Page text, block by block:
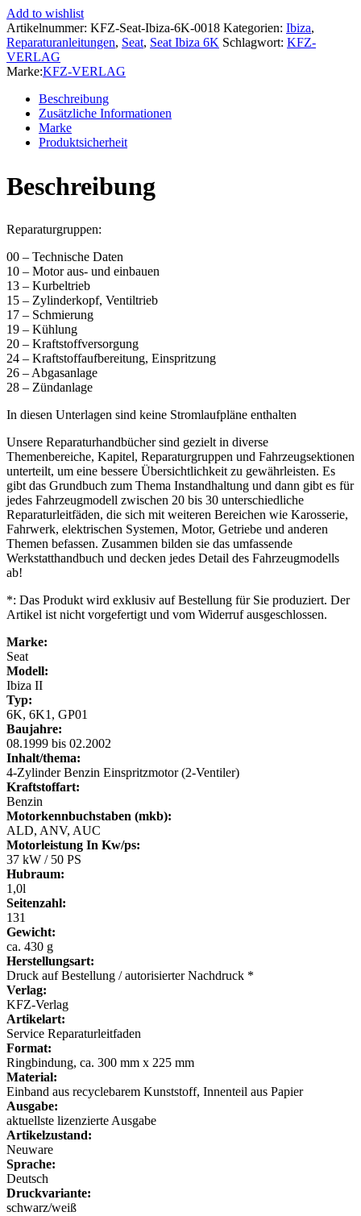
6K
1999-
2002
4-
Zyl.
Benzinmotor
Reparaturanleitung
Menge
Add to wishlist
Artikelnummer: KFZ-Seat-Ibiza-6K-0018 Kategorien: Ibiza,
Reparaturanleitungen, Seat, Seat Ibiza 6K Schlagwort: KFZ-
VERLAG
Marke:KFZ-VERLAG
Beschreibung
Zusätzliche Informationen
Marke
Produktsicherheit
Beschreibung
Reparaturgruppen:
00 – Technische Daten
10 – Motor aus- und einbauen
13 – Kurbeltrieb
15 – Zylinderkopf, Ventiltrieb
17 – Schmierung
19 – Kühlung
20 – Kraftstoffversorgung
24 – Kraftstoffaufbereitung, Einspritzung
26 – Abgasanlage
28 – Zündanlage
In diesen Unterlagen sind keine Stromlaufpläne enthalten
Unsere Reparaturhandbücher sind gezielt in diverse
Themenbereiche, Kapitel, Reparaturgruppen und Fahrzeugsektionen
unterteilt, um eine bessere Übersichtlichkeit zu gewährleisten. Es
gibt das Grundbuch zum Thema Instandhaltung und dann gibt es für
jedes Fahrzeugmodell zwischen 20 bis 30 unterschiedliche
Reparaturleitfäden, die sich mit weiteren Bereichen wie Karosserie,
Fahrwerk, elektrischen Systemen, Motor, Getriebe und anderen
Themen befassen. Zusammen bilden sie das umfassende
Werkstatthandbuch und decken jedes Detail des Fahrzeugmodells
ab!
*: Das Produkt wird exklusiv auf Bestellung für Sie produziert. Der
Artikel ist nicht vorgefertigt und vom Widerruf ausgeschlossen.
Marke:
Seat
Modell:
Ibiza II
Typ:
6K, 6K1, GP01
Baujahre:
08.1999 bis 02.2002
Inhalt/thema:
4-Zylinder Benzin Einspritzmotor (2-Ventiler)
Kraftstoffart:
Benzin
Motorkennbuchstaben (mkb):
ALD, ANV, AUC
Motorleistung In Kw/ps:
37 kW / 50 PS
Hubraum:
1,0l
Seitenzahl:
131
Gewicht:
ca. 430 g
Herstellungsart:
Druck auf Bestellung / autorisierter Nachdruck *
Verlag:
KFZ-Verlag
Artikelart:
Service Reparaturleitfaden
Format:
Ringbindung, ca. 300 mm x 225 mm
Material:
Einband aus recyclebarem Kunststoff, Innenteil aus Papier
Ausgabe:
aktuellste lizenzierte Ausgabe
Artikelzustand:
Neuware
Sprache:
Deutsch
Druckvariante:
schwarz/weiß